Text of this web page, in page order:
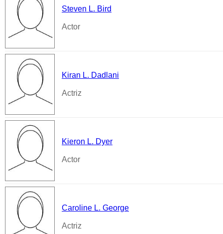
Steven L. Bird
Actor
Kiran L. Dadlani
Actriz
Kieron L. Dyer
Actor
Caroline L. George
Actriz